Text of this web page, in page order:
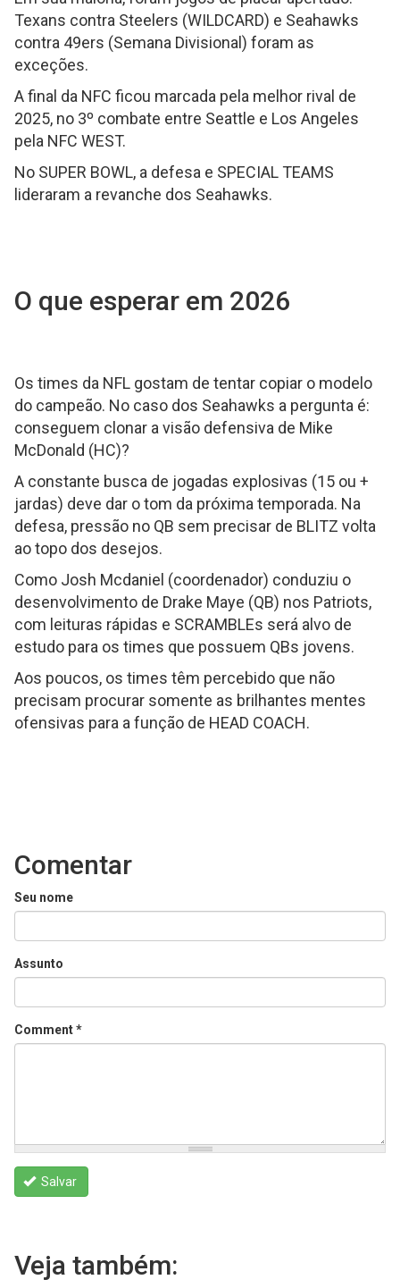
Texans contra Steelers (WILDCARD) e Seahawks
contra 49ers (Semana Divisional) foram as
exceções.
A final da NFC ficou marcada pela melhor rival de
2025, no 3º combate entre Seattle e Los Angeles
pela NFC WEST.
No SUPER BOWL, a defesa e SPECIAL TEAMS
lideraram a revanche dos Seahawks.
O que esperar em 2026
Os times da NFL gostam de tentar copiar o modelo
do campeão. No caso dos Seahawks a pergunta é:
conseguem clonar a visão defensiva de Mike
McDonald (HC)?
A constante busca de jogadas explosivas (15 ou +
jardas) deve dar o tom da próxima temporada. Na
defesa, pressão no QB sem precisar de BLITZ volta
ao topo dos desejos.
Como Josh Mcdaniel (coordenador) conduziu o
desenvolvimento de Drake Maye (QB) nos Patriots,
com leituras rápidas e SCRAMBLEs será alvo de
estudo para os times que possuem QBs jovens.
Aos poucos, os times têm percebido que não
precisam procurar somente as brilhantes mentes
ofensivas para a função de HEAD COACH.
Comentar
Seu nome
Assunto
Comment*
Salvar
Veja também: